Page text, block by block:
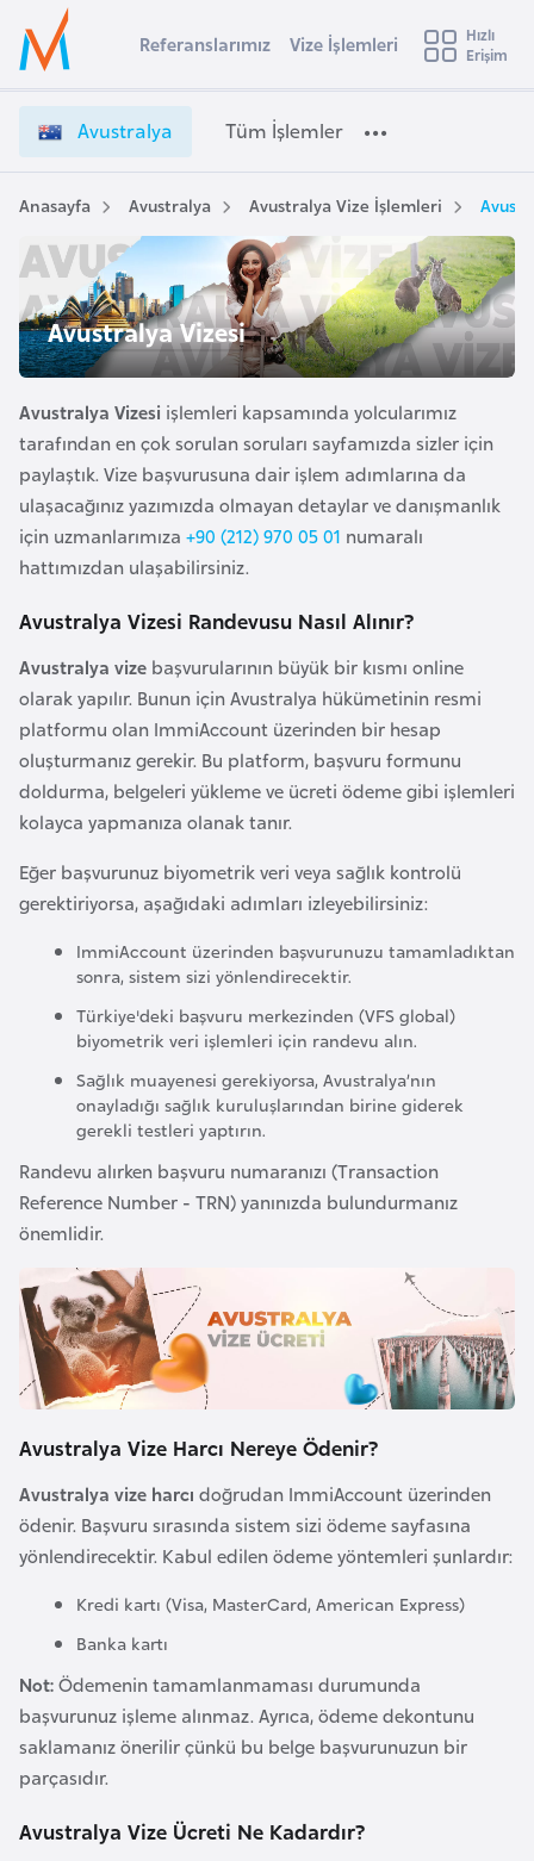
Ülke Seçimi
Başvuru yapmak istediğiniz ülkeyi seçin
Üye
Girişi
v
s
t
l
y
a
V
i
z
e
İ
ş
l
e
m
e
r
e
t
i
ş
i
Referanslarımız Vize İşlemleri
Hızlı
Erişim
Avustralya Tüm İşlemler
Anasayfa Avustralya Avustralya Vize İşlemleri
Avustralya Vizesi
Avustralya Vizesi işlemleri kapsamında yolcularımız
tarafından en çok sorulan soruları sayfamızda sizler için
paylaştık. Vize başvurusuna dair işlem adımlarına da
ulaşacağınız yazımızda olmayan detaylar ve danışmanlık
için uzmanlarımıza +90 (212) 970 05 01 numaralı
hattımızdan ulaşabilirsiniz.
Avustralya Vizesi Randevusu Nasıl Alınır?
Avustralya vize başvurularının büyük bir kısmı online
olarak yapılır. Bunun için Avustralya hükümetinin resmi
platformu olan ImmiAccount üzerinden bir hesap
oluşturmanız gerekir. Bu platform, başvuru formunu
doldurma, belgeleri yükleme ve ücreti ödeme gibi işlemleri
kolayca yapmanıza olanak tanır.
Eğer başvurunuz biyometrik veri veya sağlık kontrolü
gerektiriyorsa, aşağıdaki adımları izleyebilirsiniz:
ImmiAccount üzerinden başvurunuzu tamamladıktan
sonra, sistem sizi yönlendirecektir.
Türkiye'deki başvuru merkezinden (VFS global)
biyometrik veri işlemleri için randevu alın.
Sağlık muayenesi gerekiyorsa, Avustralya’nın
onayladığı sağlık kuruluşlarından birine giderek
gerekli testleri yaptırın.
Randevu alırken başvuru numaranızı (Transaction
Reference Number - TRN) yanınızda bulundurmanız
önemlidir.
Avustralya Vize Harcı Nereye Ödenir?
Avustralya vize harcı doğrudan ImmiAccount üzerinden
ödenir. Başvuru sırasında sistem sizi ödeme sayfasına
yönlendirecektir. Kabul edilen ödeme yöntemleri şunlardır:
Kredi kartı (Visa, MasterCard, American Express)
Banka kartı
Not:Ödemenin tamamlanmaması durumunda
başvurunuz işleme alınmaz. Ayrıca, ödeme dekontunu
saklamanız önerilir çünkü bu belge başvurunuzun bir
parçasıdır.
Avustralya Vize Ücreti Ne Kadardır?
s
t
r
a
A
v
u
t
u
r
y
a
A
e
r
b
a
y
c
B
a
g
l
a
d
B
e
u
s
B
e